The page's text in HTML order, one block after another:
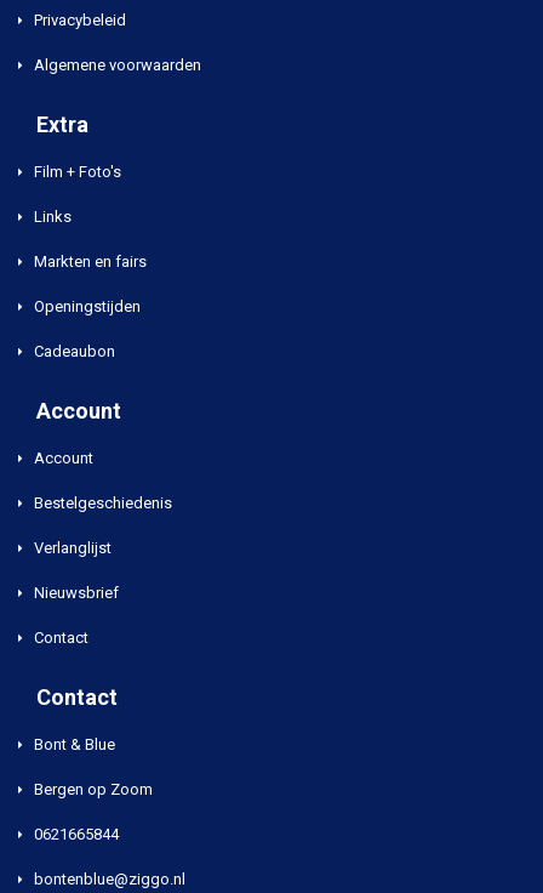
Privacybeleid
Algemene voorwaarden
Extra
Film + Foto's
Links
Markten en fairs
Openingstijden
Cadeaubon
Account
Account
Bestelgeschiedenis
Verlanglijst
Nieuwsbrief
Contact
Contact
Bont & Blue
Bergen op Zoom
0621665844
bontenblue@ziggo.nl